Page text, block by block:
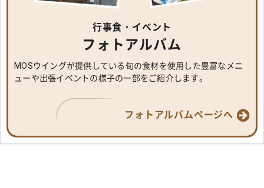
行事食・イベント
フォトアルバム
MOSウイングが提供している旬の食材を使用した豊富なメニ
ューや出張イベントの様子の一部をご紹介します。
フォトアルバムページへ